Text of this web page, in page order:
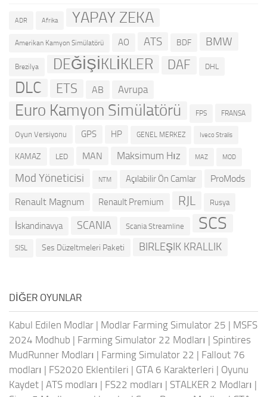
ADR Afrika YAPAY ZEKA
Amerikan Kamyon Simülatörü AO ATS BDF BMW
Brezilya DEĞİŞİKLİKLER DAF DHL
DLC ETS AB Avrupa
Euro Kamyon Simülatörü FPS FRANSA
Oyun Versiyonu GPS HP GENEL MERKEZ Iveco Stralis
KAMAZ LED MAN Maksimum Hız MAZ MOD
Mod Yöneticisi NTM Açılabilir Ön Camlar ProMods
Renault Magnum Renault Premium RJL Rusya
İskandinavya SCANIA Scania Streamline SCS
SISL Ses Düzeltmeleri Paketi BIRLEŞIK KRALLIK
DIĞER OYUNLAR
Kabul Edilen Modlar | Modlar Farming Simulator 25 | MSFS
2024 Modhub | Farming Simulator 22 Modları | Spintires
MudRunner Modları | Farming Simulator 22 | Fallout 76
modları | FS2020 Eklentileri | GTA 6 Karakterleri | Oyunu
Kaydet | ATS modları | FS22 modları | STALKER 2 Modları |